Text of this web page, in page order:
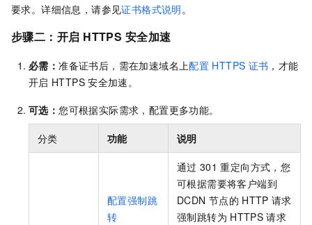
要求。详细信息，请参见证书格式说明 。
步骤二：开启 HTTPS 安全加速
必需：准备证书后，需在加速域名上配置 HTTPS 证书 ，才能
开启 HTTPS 安全加速。
可选：您可根据实际需求，配置更多功能。
分类 功能 说明
配置强制跳
转
通过 301 重定向方式，您
可根据需要将客户端到
DCDN 节点的 HTTP 请求
强制跳转为 HTTPS 请求